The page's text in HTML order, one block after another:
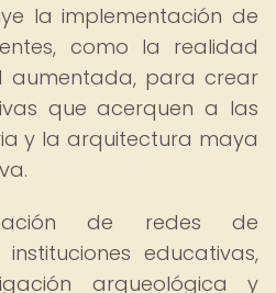
la implementación de
como la realidad
aumentada, para crear
que acerquen a las
y la arquitectura maya
de redes de
educativas,
arqueológica y